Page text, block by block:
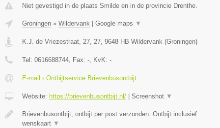
Niet gevestigd in de plaats Smilde en in de provincie Drenthe.
Groningen » Wildervank Google maps ▼
K.J. de Vriezestraat, 27, 27, 9648 HB Wildervank (Groningen)
Tel: 0616688744, Fax: -, KvK: -
E-mail › Ontbijtservice Brievenbusontbijt
Website: https://brievenbusontbijt.nl/ Screenshot ▼
Brievenbusontbijt, ontbijt per post verzonden. Ontbijt inclusief
wenskaart ▼